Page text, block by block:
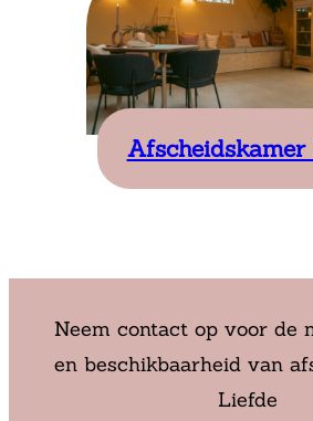
Neem contact op voor de
en beschikbaarheid van
Liefde